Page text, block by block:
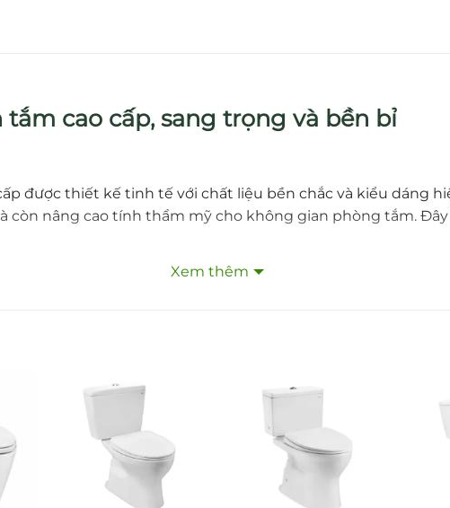
tắm cao cấp, sang trọng và bền bỉ
được thiết kế tinh tế với chất liệu bền chắc và kiểu dáng
còn nâng cao tính thẩm mỹ cho không gian phòng tắm.
giúp sản phẩm luôn giữ được vẻ đẹp lâu dài.
nước ổn định, mạnh mẽ nhưng êm ái, giúp tiết kiệm
và ổn định.
Xem thêm